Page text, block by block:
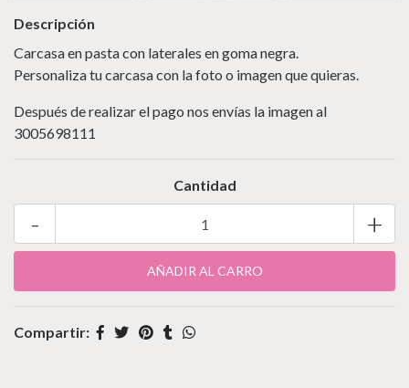
Descripción
Carcasa en pasta con laterales en goma negra.
Personaliza tu carcasa con la foto o imagen que quieras.
Después de realizar el pago nos envías la imagen al
3005698111
Cantidad
+
-
Compartir: